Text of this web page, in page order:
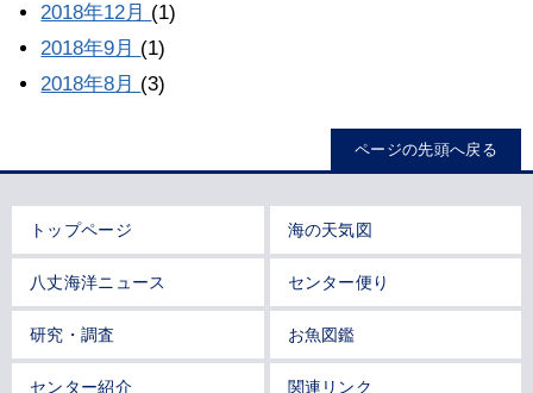
2018年12月 (1)
2018年9月 (1)
2018年8月 (3)
ページの先頭へ戻る
トップページ 海の天気図
八丈海洋ニュース センター便り
研究・調査 お魚図鑑
センター紹介 関連リンク